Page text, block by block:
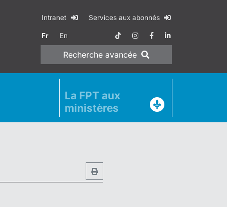
Intranet Services aux abonnés
Fr En
Recherche avancée
La FPT aux
ministères